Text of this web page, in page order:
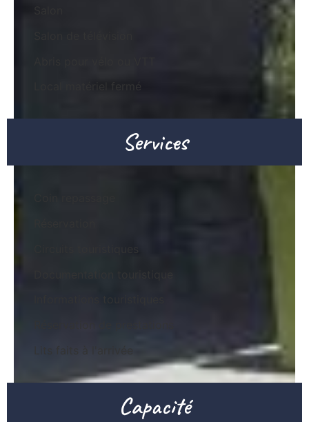
Local matériel fermé
Services
Capacité